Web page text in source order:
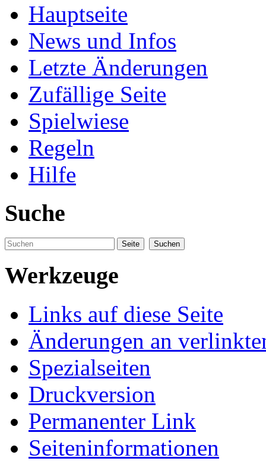
Hauptseite
News und Infos
Letzte Änderungen
Zufällige Seite
Spielwiese
Regeln
Hilfe
Suche
Werkzeuge
Links auf diese Seite
Änderungen an
Spezialseiten
Druckversion
Permanenter Link
Seiteninformationen